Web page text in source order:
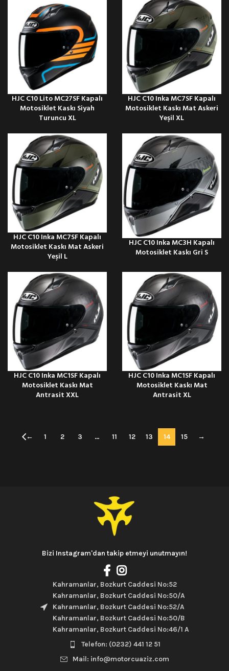
HJC C10 Lito MC27SF Kapalı
Motosiklet Kaskı Siyah
Turuncu XL
HJC C10 Inka MC7SF Kapalı
Motosiklet Kaskı Mat Askeri
Yeşil XL
HJC C10 Inka MC7SF Kapalı
Motosiklet Kaskı Mat Askeri
Yeşil L
HJC C10 Inka MC3H Kapalı
Motosiklet Kaskı Gri S
HJC C10 Inka MC1SF Kapalı
Motosiklet Kaskı Mat
Antrasit XXL
HJC C10 Inka MC1SF Kapalı
Motosiklet Kaskı Mat
Antrasit XL
← 1 2 3 … 11 12 13 14 15 →
Bizi Instagram'dan takip etmeyi unutmayın!
Kahramanlar, Bozkurt Caddesi No:52
Kahramanlar, Bozkurt Caddesi No:50/A
Kahramanlar, Bozkurt Caddesi No:52/A
Kahramanlar, Bozkurt Caddesi No:50/B
Kahramanlar, Bozkurt Caddesi No:46/1 A
Telefon: (0232) 441 12 51
Mail: info@motorcuaziz.com